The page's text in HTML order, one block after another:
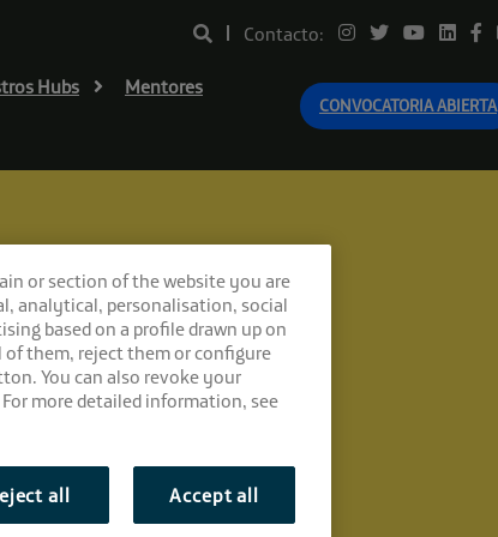
Contacto:
Hubs
Mentores
CONVOCATORIA ABIERTA
or section of the website you are
analytical, personalisation, social
based on a profile drawn up on
of them, reject them or configure
You can also revoke your
more detailed information, see
all Accept all